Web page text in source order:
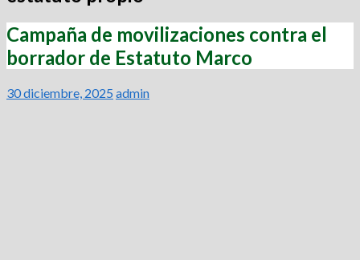
Campaña de movilizaciones contra el
borrador de Estatuto Marco
30 diciembre, 2025 admin